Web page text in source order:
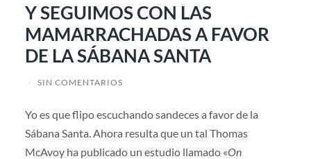
Y SEGUIMOS CON LAS
MAMARRACHADAS A FAVOR
DE LA SÁBANA SANTA
/ SIN COMENTARIOS
Yo es que flipo escuchando sandeces a favor de la
Sábana Santa. Ahora resulta que un tal Thomas
McAvoy ha publicado un estudio llamado «On